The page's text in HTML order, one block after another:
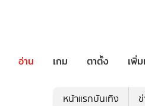
อ่าน เกม ตาตั้ง เพิ่
หน้าแรกบันเทิง